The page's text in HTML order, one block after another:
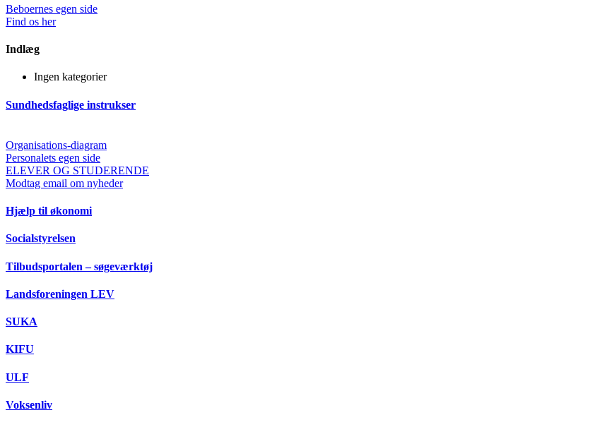
Beboernes egen side
Find os her
Indlæg
Ingen kategorier
Sundhedsfaglige instrukser
Organisations-diagram
Personalets egen side
ELEVER OG STUDERENDE
Modtag email om nyheder
Hjælp til økonomi
Socialstyrelsen
Tilbudsportalen – søgeværktøj
Landsforeningen LEV
SUKA
KIFU
ULF
Voksenliv